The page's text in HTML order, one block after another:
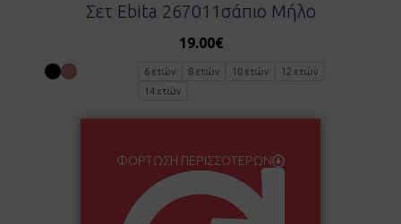
Σετ Ebita 267011σάπιο Μήλο
19.00€
6 ετών 8 ετών 10 ετών
12 ετών
14 ετών
ΦΌΡΤΩΣΗ ΠΕΡΙΣΣΌΤΕΡΩΝ